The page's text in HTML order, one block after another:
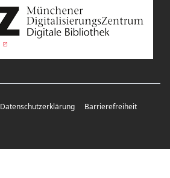
Datenschutzerklärung Barrierefreiheit